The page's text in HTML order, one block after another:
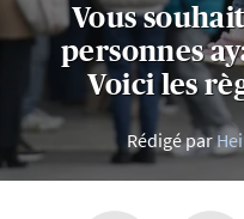
Vous
personnes
Voici les
Rédigé par